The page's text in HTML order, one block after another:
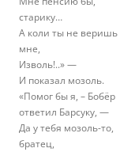
старику…
А коли ты не веришь
мне,
Изволь!..» —
И показал мозоль.
«Помог бы я, – Бобёр
ответил Барсуку, —
Да у тебя мозоль-то,
братец,